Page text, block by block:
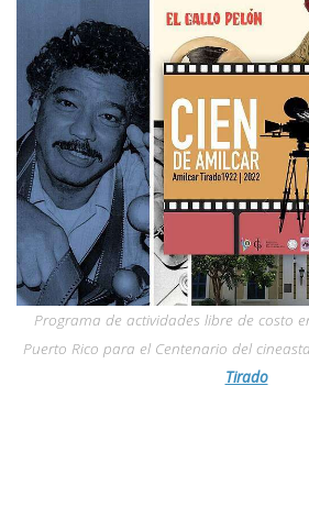
Programa de actividades libre de costo
Puerto Rico para el Centenario del
Tirado